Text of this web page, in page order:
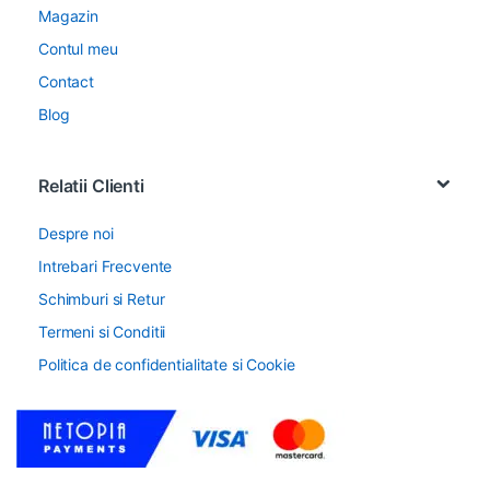
Magazin
Contul meu
Contact
Blog
Relatii Clienti
Despre noi
Intrebari Frecvente
Schimburi si Retur
Termeni si Conditii
Politica de confidentialitate si Cookie